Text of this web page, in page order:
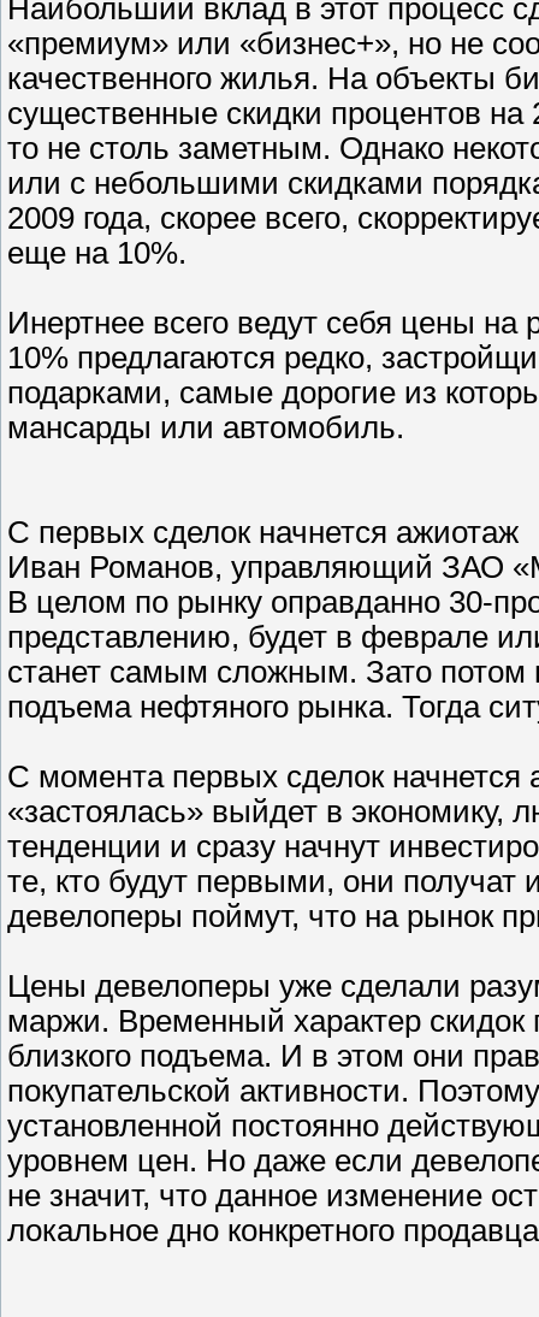
Наибольший вклад в этот процесс
«премиум» или «бизнес+», но не
качественного жилья. На объекты
существенные скидки процентов
то не столь заметным. Однако
или с небольшими скидками
2009 года, скорее всего,
еще на 10%.
Инертнее всего ведут себя цены
10% предлагаются редко,
подарками, самые дорогие из
мансарды или автомобиль.
С первых сделок начнется ажиотаж
Иван Романов, управляющий ЗАО
В целом по рынку оправданно 30-
представлению, будет в феврале
станет самым сложным. Зато потом
подъема нефтяного рынка. Тогда
С момента первых сделок начнется
«застоялась» выйдет в экономику,
тенденции и сразу начнут
те, кто будут первыми, они получат
девелоперы поймут, что на рынок
Цены девелоперы уже сделали
маржи. Временный характер
близкого подъема. И в этом они
покупательской активности.
установленной постоянно
уровнем цен. Но даже если
не значит, что данное изменение
локальное дно конкретного